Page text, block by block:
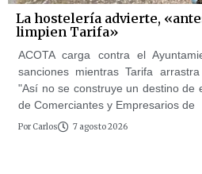
La hostelería advierte,
limpien Tarifa»
ACOTA carga contra el
sanciones mientras Tarifa
"Así no se construye un destino de
de Comerciantes y Empresarios de
Por Carlos 7 agosto 2026